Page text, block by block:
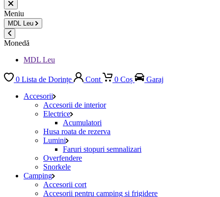
Meniu
MDL Leu
Monedă
MDL Leu
0 Lista de Dorințe Cont 0 Coș
Garaj
Accesorii
Accesorii de interior
Electrice
Acumulatori
Husa roata de rezerva
Lumini
Faruri stopuri semnalizari
Overfendere
Snorkele
Camping
Accesorii cort
Accesorii pentru camping si frigidere